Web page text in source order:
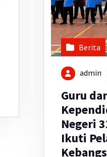
Berita
admin
Guru
Negeri
Ikuti